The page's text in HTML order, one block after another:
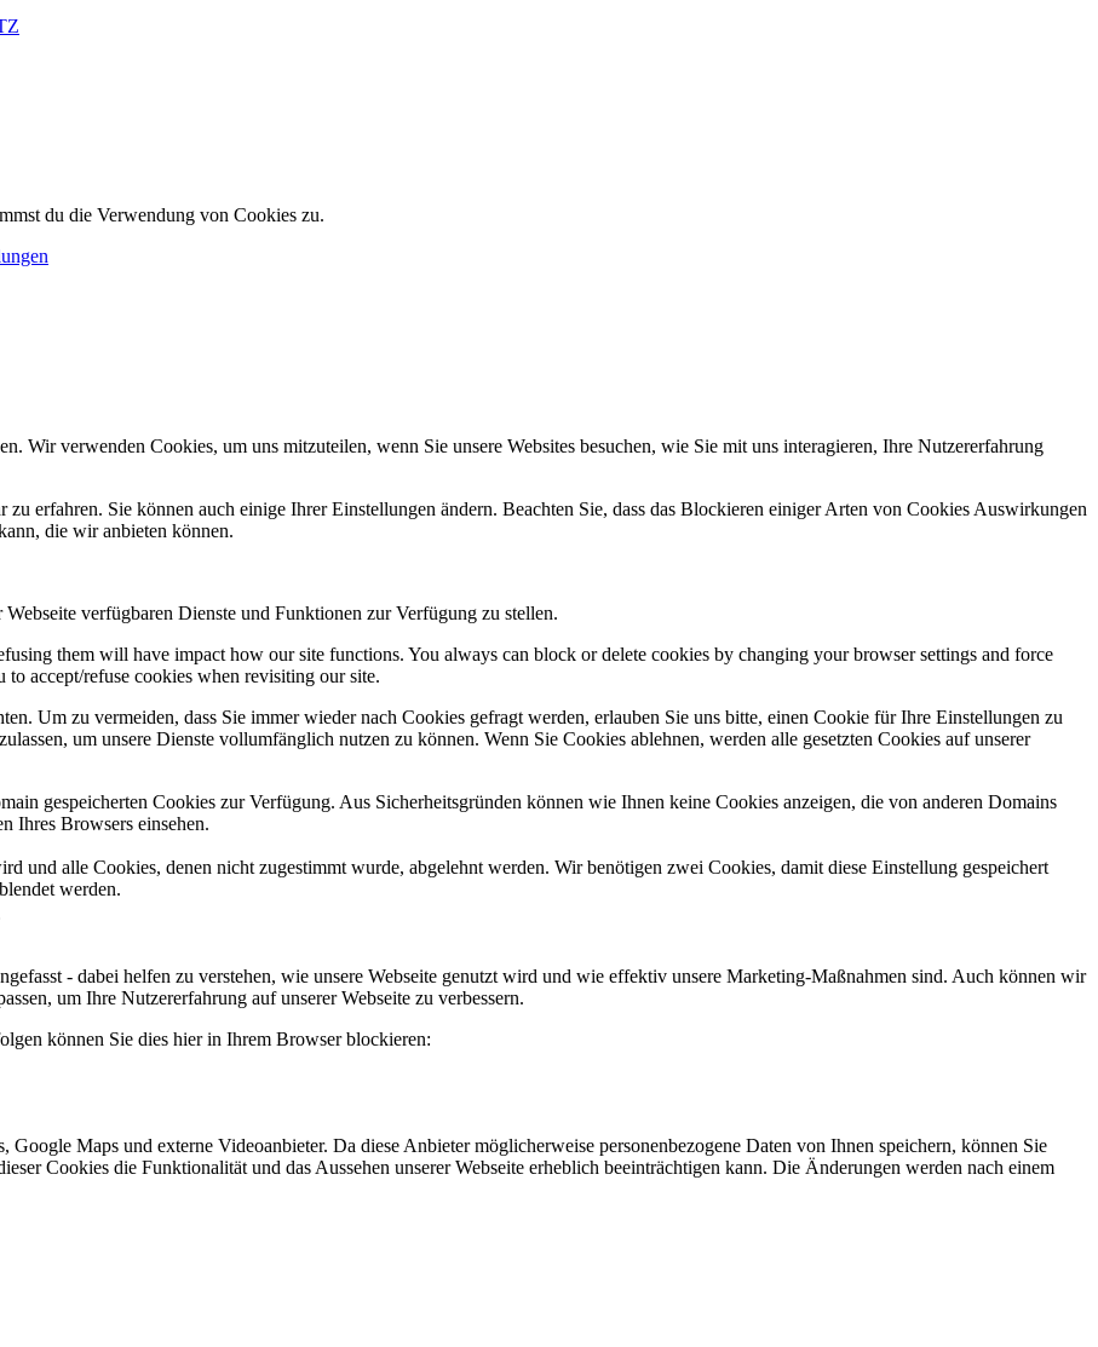
du die Verwendung von Cookies zu.
Wir verwenden Cookies, um uns mitzuteilen, wenn Sie unsere Websites besuchen, wie Sie mit uns interagieren, Ihre Nutzererfahrung
erfahren. Sie können auch einige Ihrer Einstellungen ändern. Beachten Sie, dass das Blockieren einiger Arten von Cookies Auswirkungen
die wir anbieten können.
verfügbaren Dienste und Funktionen zur Verfügung zu stellen.
them will have impact how our site functions. You always can block or delete cookies by changing your browser settings and force
accept/refuse cookies when revisiting our site.
Um zu vermeiden, dass Sie immer wieder nach Cookies gefragt werden, erlauben Sie uns bitte, einen Cookie für Ihre Einstellungen zu
um unsere Dienste vollumfänglich nutzen zu können. Wenn Sie Cookies ablehnen, werden alle gesetzten Cookies auf unserer
gespeicherten Cookies zur Verfügung. Aus Sicherheitsgründen können wie Ihnen keine Cookies anzeigen, die von anderen Domains
Ihres Browsers einsehen.
und alle Cookies, denen nicht zugestimmt wurde, abgelehnt werden. Wir benötigen zwei Cookies, damit diese Einstellung gespeichert
werden.
- dabei helfen zu verstehen, wie unsere Webseite genutzt wird und wie effektiv unsere Marketing-Maßnahmen sind. Auch können wir
um Ihre Nutzererfahrung auf unserer Webseite zu verbessern.
können Sie dies hier in Ihrem Browser blockieren:
Maps und externe Videoanbieter. Da diese Anbieter möglicherweise personenbezogene Daten von Ihnen speichern, können Sie
Cookies die Funktionalität und das Aussehen unserer Webseite erheblich beeinträchtigen kann. Die Änderungen werden nach einem